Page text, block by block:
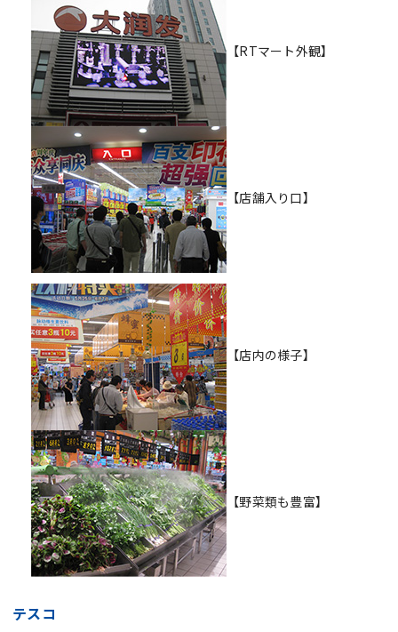
【RTマート外観】
【店舗入り口】
【店内の様子】
【野菜類も豊富】
テスコ